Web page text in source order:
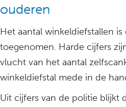
ouderen
Het aantal winkeldiefstallen is
toegenomen. Harde cijfers
vlucht van het aantal
winkeldiefstal mede in de
Uit cijfers van de politie blijkt